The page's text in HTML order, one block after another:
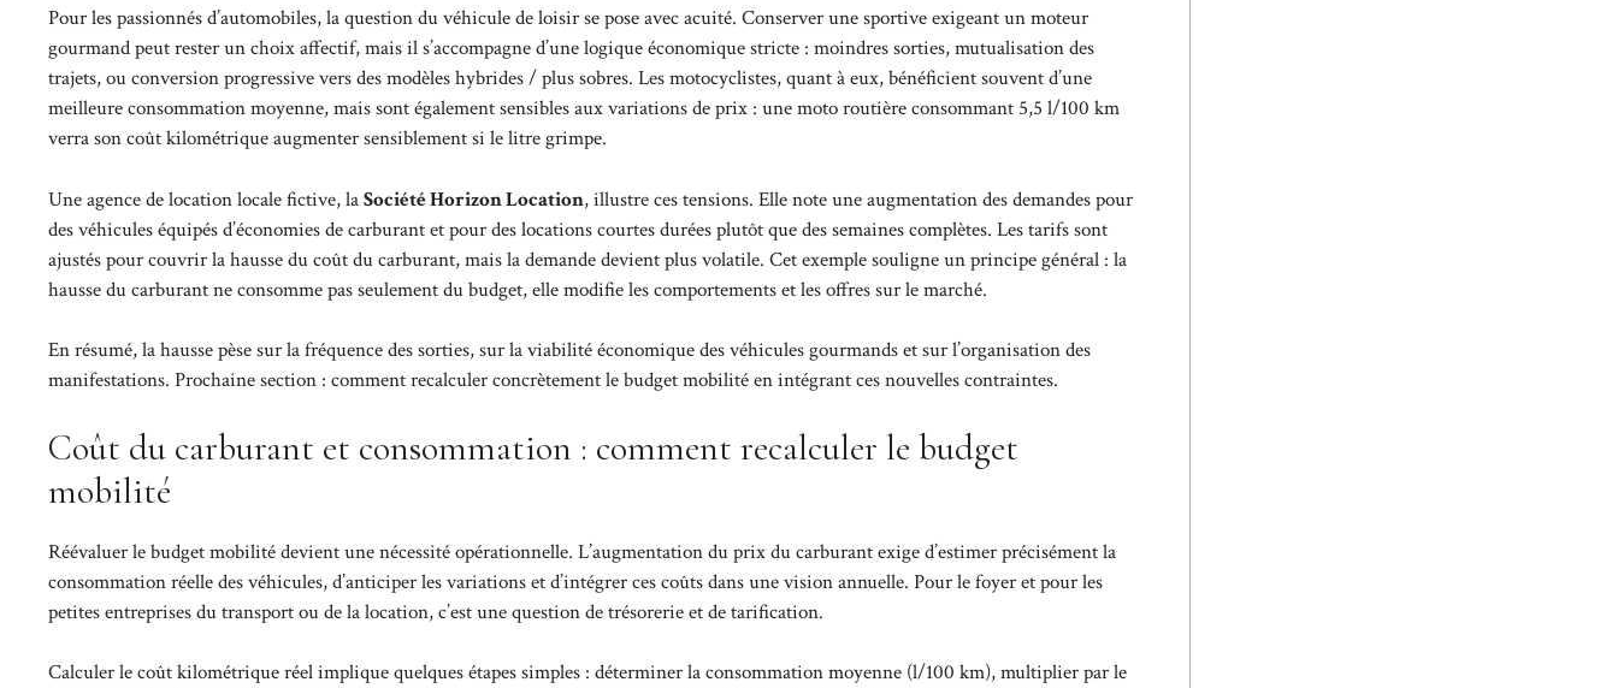
Pour les passionnés d’automobiles, la question du véhicule de loisir se pose avec acuité. Conserver une sportive exigeant un moteur
gourmand peut rester un choix affectif, mais il s’accompagne d’une logique économique stricte : moindres sorties, mutualisation des
trajets, ou conversion progressive vers des modèles hybrides / plus sobres. Les motocyclistes, quant à eux, bénéficient souvent d’une
meilleure consommation moyenne, mais sont également sensibles aux variations de prix : une moto routière consommant 5,5 l/100 km
verra son coût kilométrique augmenter sensiblement si le litre grimpe.
Une agence de location locale fictive, laSociété Horizon Location, illustre ces tensions. Elle note une augmentation des demandes pour
des véhicules équipés d’économies de carburant et pour des locations courtes durées plutôt que des semaines complètes. Les tarifs sont
ajustés pour couvrir la hausse du coût du carburant, mais la demande devient plus volatile. Cet exemple souligne un principe général : la
hausse du carburant ne consomme pas seulement du budget, elle modifie les comportements et les offres sur le marché.
En résumé, la hausse pèse sur la fréquence des sorties, sur la viabilité économique des véhicules gourmands et sur l’organisation des
manifestations. Prochaine section : comment recalculer concrètement le budget mobilité en intégrant ces nouvelles contraintes.
Coût du carburant et consommation : comment recalculer le budget
mobilité
Réévaluer le budget mobilité devient une nécessité opérationnelle. L’augmentation du prix du carburant exige d’estimer précisément la
consommation réelle des véhicules, d’anticiper les variations et d’intégrer ces coûts dans une vision annuelle. Pour le foyer et pour les
petites entreprises du transport ou de la location, c’est une question de trésorerie et de tarification.
Calculer le coût kilométrique réel implique quelques étapes simples : déterminer la consommation moyenne (l/100 km), multiplier par le